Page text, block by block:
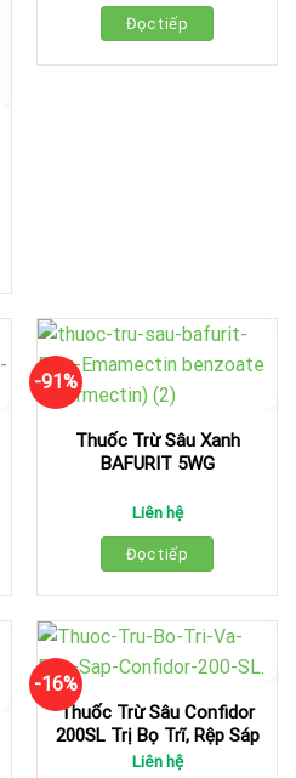
Đọc tiếp
-91%
Thuốc Trừ Sâu Xanh
BAFURIT 5WG
Liên hệ
Đọc tiếp
-16%
Thuốc Trừ Sâu Confidor
200SL Trị Bọ Trĩ, Rệp Sáp
Liên hệ